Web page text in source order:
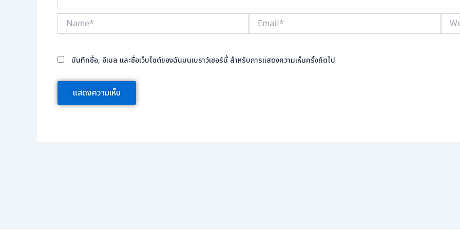
Name* Email*
บันทึกชื่อ, อีเมล และชื่อเว็บไซต์ของฉันบนเบราว์เซอร์นี้ สำหรับการแสดงความเห็นครั้งถัดไป